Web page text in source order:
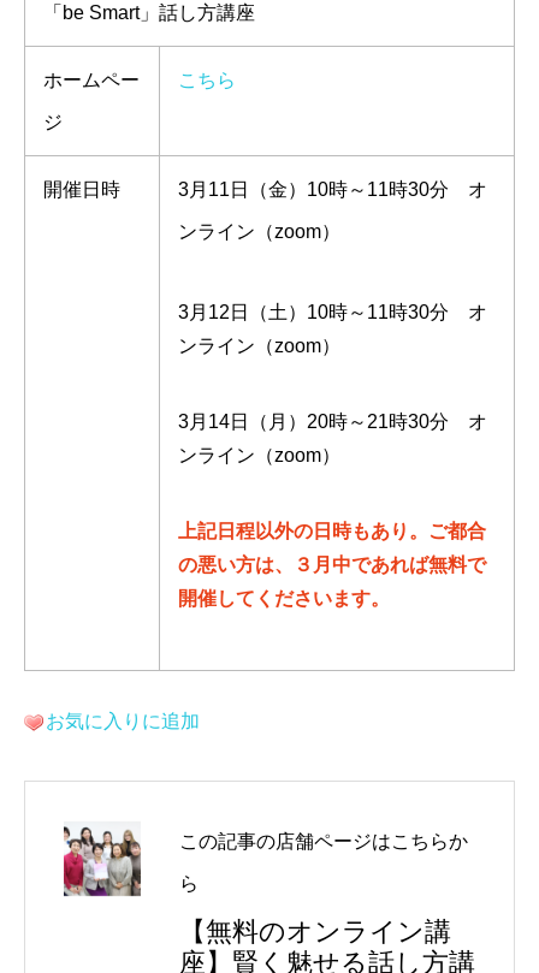
「be Smart」話し方講座
ホームペー
ジ
こちら
開催日時 3月11日（金）10時～11時30分 オ
ンライン（zoom）
3月12日（土）10時～11時30分 オ
ンライン（zoom）
3月14日（月）20時～21時30分 オ
ンライン（zoom）
上記日程以外の日時もあり。ご都合
の悪い方は、３月中であれば無料で
開催してくださいます。
お気に入りに追加
この記事の店舗ページはこちらか
ら
【無料のオンライン講
座】賢く魅せる話し方講